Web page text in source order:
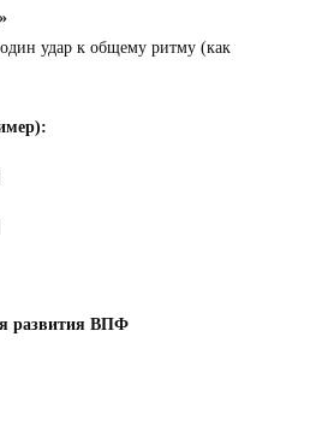
удар к общему ритму (как
развития ВПФ